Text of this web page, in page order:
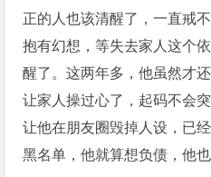
正的人也该清醒了，一直戒
抱有幻想，等失去家人这个
醒了。这两年多，他虽然才
让家人操过心了，起码不会
让他在朋友圈毁掉人设，已
黑名单，他就算想负债，他